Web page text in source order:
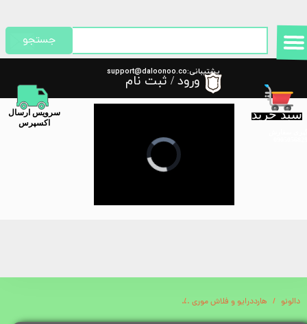
پشتیبانی:support@daloonoo.co
m
سبد خرید
​سرویس ارسال
اکسپرس
جستجو
ورود / ثبت نام
حساب کاربری من
تغییر گذر واژه
سفارشات
خروج از حساب کاربری
دالونو هارددرایو و فلاش موری